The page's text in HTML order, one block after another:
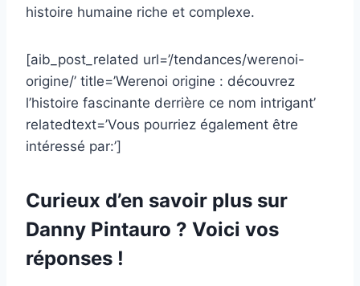
histoire humaine riche et complexe.
[aib_post_related url=’/tendances/werenoi-
origine/’ title=’Werenoi origine : découvrez
l’histoire fascinante derrière ce nom intrigant’
relatedtext=’Vous pourriez également être
intéressé par:’]
Curieux d’en savoir plus sur
Danny Pintauro ? Voici vos
réponses !